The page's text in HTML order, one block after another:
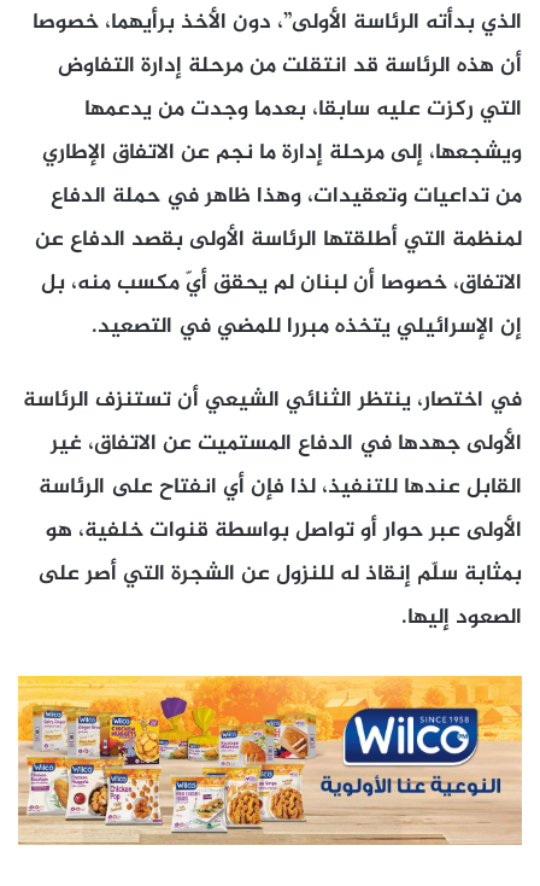
الذي بدأته الرئاسة الأولى”، دون الأخذ برأيهما، خصوصا
أن هذه الرئاسة قد انتقلت من مرحلة إدارة التفاوض
التي ركزت عليه سابقا، بعدما وجدت من يدعمها
ويشجعها، إلى مرحلة إدارة ما نجم عن الاتفاق الإطاري
من تداعيات وتعقيدات، وهذا ظاهر في حملة الدفاع
لمنظمة التي أطلقتها الرئاسة الأولى بقصد الدفاع عن
الاتفاق، خصوصا أن لبنان لم يحقق أيّ مكسب منه، بل
إن الإسرائيلي يتخذه مبررا للمضي في التصعيد.
في اختصار، ينتظر الثنائي الشيعي أن تستنزف الرئاسة
الأولى جهدها في الدفاع المستميت عن الاتفاق، غير
القابل عندها للتنفيذ، لذا فإن أي انفتاح على الرئاسة
الأولى عبر حوار أو تواصل بواسطة قنوات خلفية، هو
بمثابة سلّم إنقاذ له للنزول عن الشجرة التي أصر على
الصعود إليها.